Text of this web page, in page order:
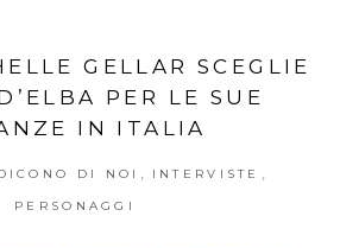
GELLAR SCEGLIE
PER LE SUE
IN ITALIA
DI NOI , INTERVISTE ,
PERSONAGGI